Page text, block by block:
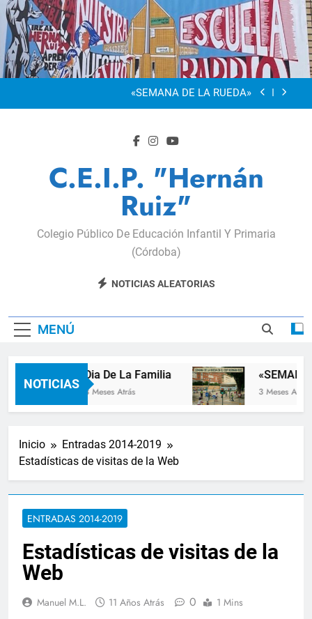
Saltar
al
contenido
“Visibles Sí”
Dia De La Familia
«SEMANA DE LA RUEDA»
Dia De La Familia
«SEMANA DE LA RUEDA»
Apadrinamiento Lector 2026
C.E.I.P. "Hernán
Ruiz"
Colegio Público De Educación Infantil Y Primaria
(Córdoba)
NOTICIAS ALEATORIAS
MENÚ
NOTICIAS
Dia De La Familia
3 Meses Atrás
«SEMANA
3 Meses Atrás
Inicio
Entradas 2014-2019
Estadísticas de visitas de la Web
ENTRADAS 2014-2019
Estadísticas de visitas de la
Web
Manuel M.L. 11 Años Atrás 0 1 Mins